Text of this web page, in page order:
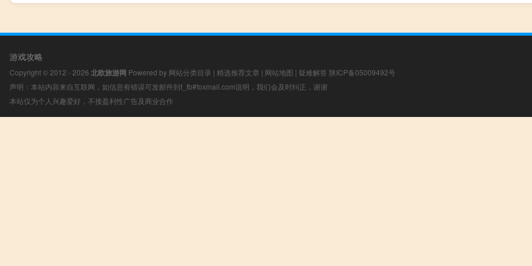
游戏攻略
Copyright © 2012 - 2026 北欧旅游网 Powered by 网站分类目录 | 精选推荐文章 | 网站地图 | 疑难解答 陕ICP备05009492号
声明：本站内容来自互联网，如信息有错误可发邮件到f_fb#foxmail.com说明，我们会及时纠正，谢谢
本站仅为个人兴趣爱好，不接盈利性广告及商业合作